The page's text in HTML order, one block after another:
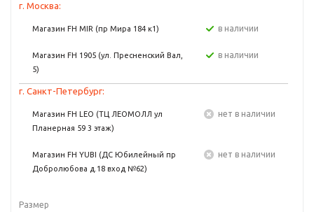
г. Москва:
Магазин FH MIR (пр Мира 184 к1) в наличии
Магазин FH 1905 (ул. Пресненский Вал,
5)
в наличии
г. Санкт-Петербург:
Магазин FH LEO (ТЦ ЛЕОМОЛЛ ул
Планерная 59 3 этаж)
Нет в наличии
Магазин FH YUBI (ДС Юбилейный пр
Добролюбова д.18 вход №62)
Нет в наличии
Размер